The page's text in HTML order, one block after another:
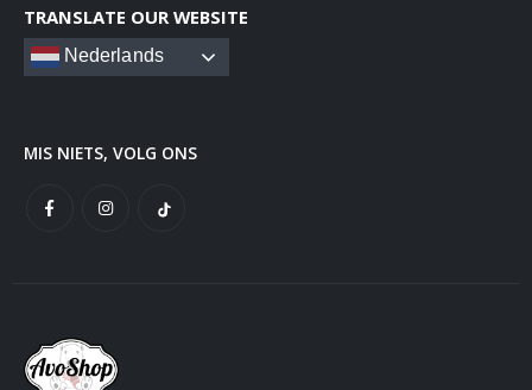
TRANSLATE OUR WEBSITE
Nederlands
MIS NIETS, VOLG ONS